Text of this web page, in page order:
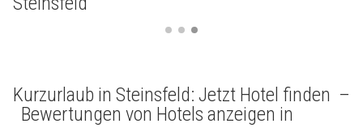
Kurzurlaub in Steinsfeld: Jetzt Hotel finden –
Bewertungen von Hotels anzeigen in